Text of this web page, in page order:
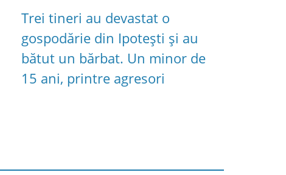
Trei tineri au devastat o
gospodărie din Ipotești și au
bătut un bărbat. Un minor de
15 ani, printre agresori